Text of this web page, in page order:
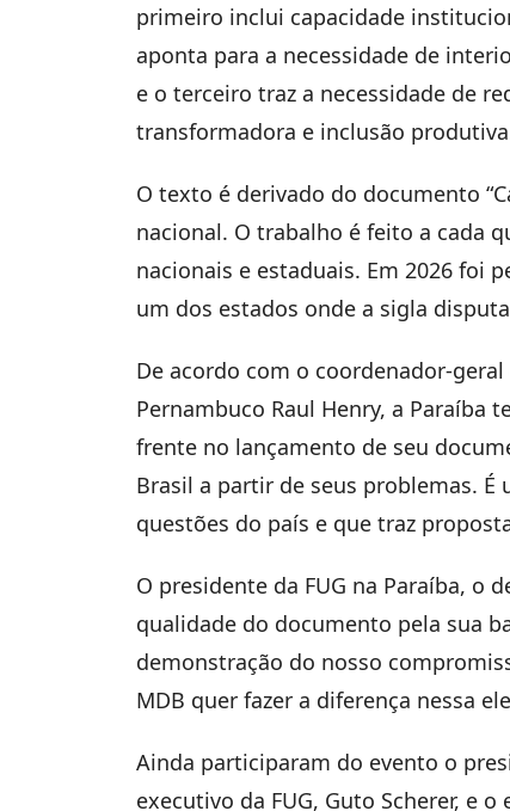
primeiro inclui capacidade
aponta para a necessidade de
e o terceiro traz a necessidade de
transformadora e inclusão
O texto é derivado do documento
nacional. O trabalho é feito a cada
nacionais e estaduais. Em 2026 foi
um dos estados onde a sigla
De acordo com o coordenador-
Pernambuco Raul Henry, a Paraíba
frente no lançamento de seu
Brasil a partir de seus problemas.
questões do país e que traz
O presidente da FUG na Paraíba, o
qualidade do documento pela sua
demonstração do nosso
MDB quer fazer a diferença nessa
Ainda participaram do evento o
executivo da FUG, Guto Scherer, e